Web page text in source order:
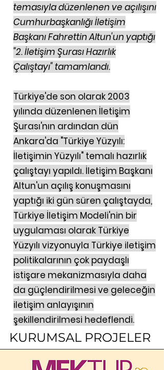
temasıyla düzenlenen ve açılışını
Cumhurbaşkanlığı İletişim
Başkanı Fahrettin Altun'un yaptığı
"2. İletişim Şurası Hazırlık
Çalıştayı" tamamlandı.
Türkiye'de son olarak 2003
yılında düzenlenen İletişim
Şurası'nın ardından dün
Ankara'da "Türkiye Yüzyılı:
İletişimin Yüzyılı" temalı hazırlık
çalıştayı yapıldı. İletişim Başkanı
Altun'un açılış konuşmasını
yaptığı iki gün süren çalıştayda,
Türkiye İletişim Modeli'nin bir
uygulaması olarak Türkiye
Yüzyılı ​ vizyonuyla Türkiye iletişim
politikalarının çok paydaşlı
istişare mekanizmasıyla daha
da güçlendirilmesi ve geleceğin
iletişim anlayışının
şekillendirilmesi hedeflendi.
KURUMSAL PROJELER